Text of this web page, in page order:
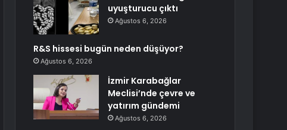
uyuşturucu çıktı
Ağustos 6, 2026
R&S hissesi bugün neden düşüyor?
Ağustos 6, 2026
İzmir Karabağlar
Meclisi’nde çevre ve
yatırım gündemi
Ağustos 6, 2026